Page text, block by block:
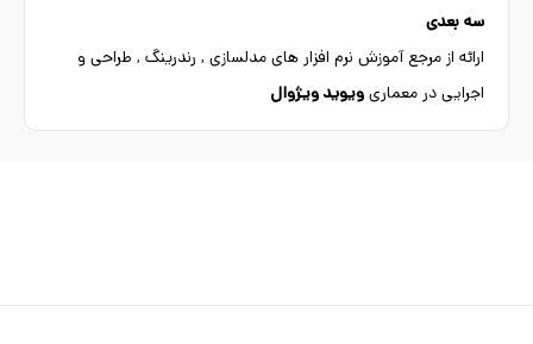
سه بعدی
ارائه از مرجع آموزش نرم افزار های مدلسازی , رندرینگ , طراحی و
اجرایی در معماریویوید ویژوال